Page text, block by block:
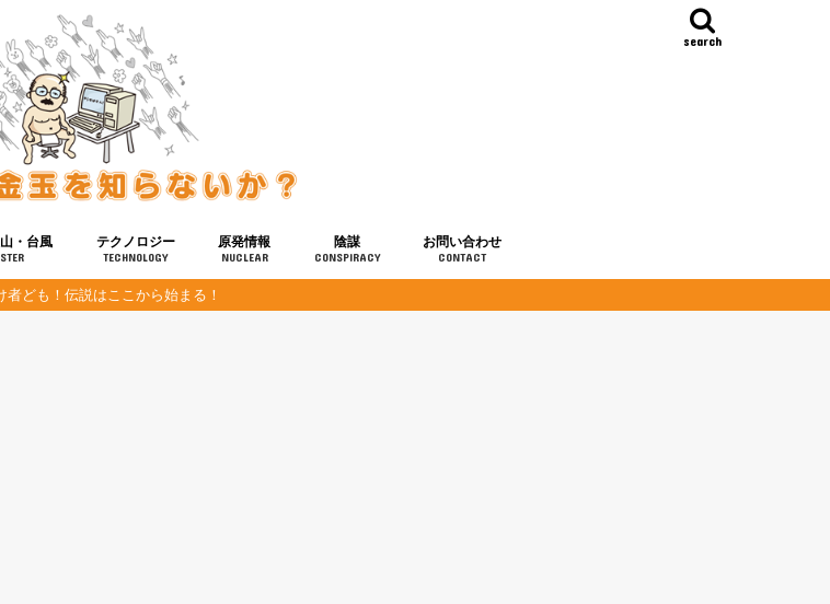
search
・台風 テクノロジー
TECHNOLOGY
健康
宇宙
原発情報
NUCLEAR
陰謀
CONSPIRACY
お問い合わせ
CONTACT
者ども！伝説はここから始まる！